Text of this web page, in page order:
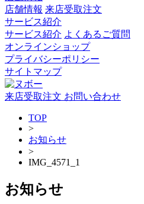
店舗情報 来店受取注文
サービス紹介
サービス紹介 よくあるご質問
オンラインショップ
プライバシーポリシー
サイトマップ
来店受取注文 お問い合わせ
TOP
>
お知らせ
>
IMG_4571_1
お知らせ